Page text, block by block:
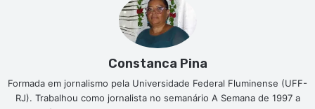
Constanca Pina
Formada em jornalismo pela Universidade Federal Fluminense (UFF-
RJ). Trabalhou como jornalista no semanário A Semana de 1997 a